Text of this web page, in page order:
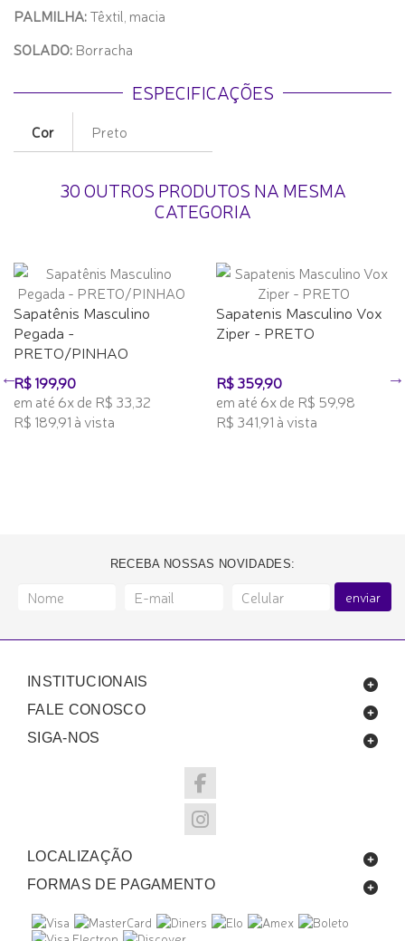
PALMILHA:Têxtil, macia
SOLADO: Borracha
ESPECIFICAÇÕES
Cor Preto
30 OUTROS PRODUTOS NA MESMA
CATEGORIA
Sapatênis Masculino
Pegada -
PRETO/PINHAO
R$ 199,90
em até 6x de R$ 33,32
R$ 189,91 à vista
Sapatenis Masculino Vox
Ziper - PRETO
R$ 359,90
em até 6x de R$ 59,98
R$ 341,91 à vista
RECEBA NOSSAS NOVIDADES:
enviar
INSTITUCIONAIS
FALE CONOSCO
SIGA-NOS
LOCALIZAÇÃO
FORMAS DE PAGAMENTO